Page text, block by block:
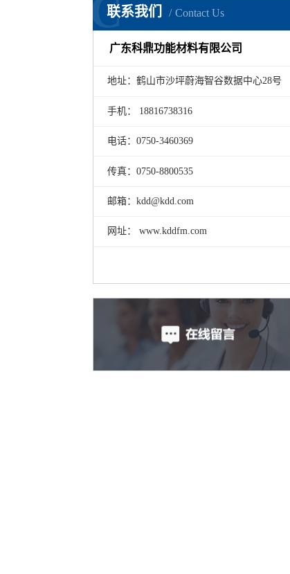
联系我们 Contact Us
C
广东科鼎功能材料有限公司
地址：鹤山市沙坪蔚海智谷数据中心28号
手机： 18816738316
电话：0750-3460369
传真：0750-8800535
邮箱：kdd@kdd.com
网址： www.kddfm.com